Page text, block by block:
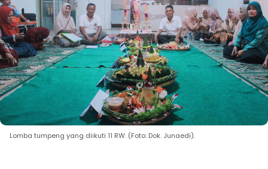
Lomba tumpeng yang diikuti 11 RW. (Foto: Dok. Junaedi).